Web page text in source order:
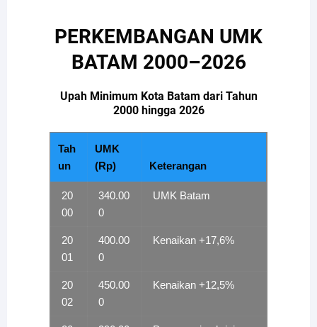
PERKEMBANGAN UMK
BATAM 2000–2026
Upah Minimum Kota Batam dari Tahun
2000 hingga 2026
Tah
un
UMK
(Rp)
Keterangan
20
00
340.00
0
UMK Batam
20
01
400.00
0
Kenaikan +17,6%
20
02
450.00
0
Kenaikan +12,5%